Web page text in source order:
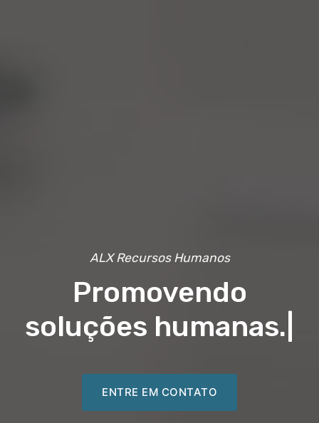
ALX Recursos Humanos
Promovendo
soluções humanas.
ENTRE EM CONTATO